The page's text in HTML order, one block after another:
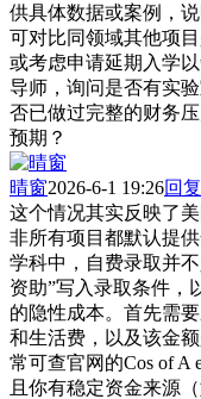
供具体数据或案例，
可对比同领域其他项
或考虑申请延期入学
导师，询问是否有实
否已做过完整的财务
预期？
晴窗2026-6-1 19:26回复
这个情况其实反映了
非所有项目都默认提
学科中，自费录取并
资助”写入录取条件，
的隐性成本。首先需
和生活费，以及该金
常可查官网的Cos of A
且你有稳定资金来源